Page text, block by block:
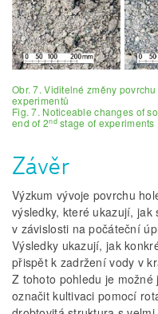
Obr. 7. Viditelné změny
experimentů
Fig. 7. Noticeable changes of
end of 2ndstage of experiments
Závěr
Výzkum vývoje povrchu
výsledky, které ukazují,
v závislosti na počáteční
Výsledky ukazují, jak
přispět k zadržení vody v
Z tohoto pohledu je
označit kultivaci pomocí